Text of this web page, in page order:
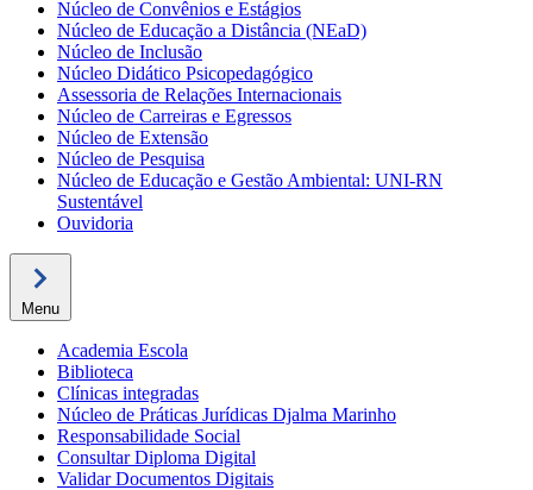
Núcleo de Convênios e Estágios
Núcleo de Educação a Distância (NEaD)
Núcleo de Inclusão
Núcleo Didático Psicopedagógico
Assessoria de Relações Internacionais
Núcleo de Carreiras e Egressos
Núcleo de Extensão
Núcleo de Pesquisa
Núcleo de Educação e Gestão Ambiental: UNI-RN
Sustentável
Ouvidoria
Menu
Academia Escola
Biblioteca
Clínicas integradas
Núcleo de Práticas Jurídicas Djalma Marinho
Responsabilidade Social
Consultar Diploma Digital
Validar Documentos Digitais